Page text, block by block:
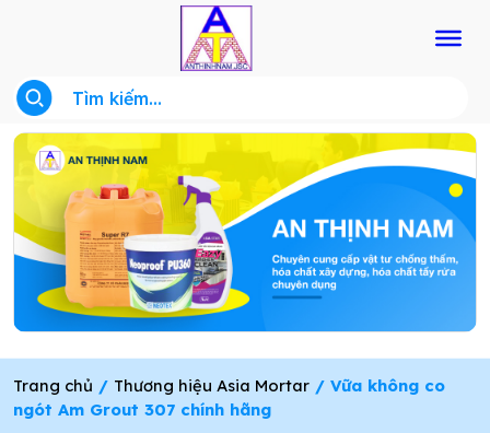
Trang chủ / Thương hiệu Asia Mortar / Vữa không co
ngót Am Grout 307 chính hãng